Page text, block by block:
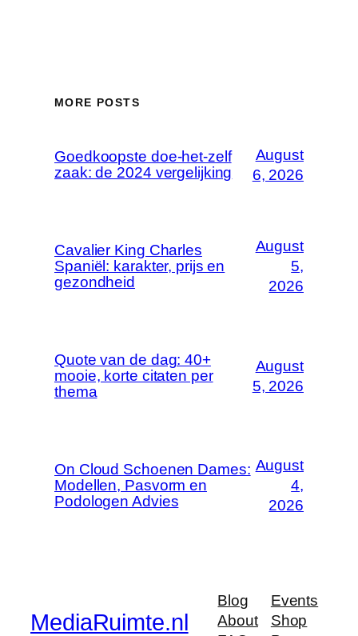
MORE POSTS
Goedkoopste doe-het-zelf
zaak: de 2024 vergelijking
August
6, 2026
Cavalier King Charles
Spaniël: karakter, prijs en
gezondheid
August
5,
2026
Quote van de dag: 40+
mooie, korte citaten per
thema
August
5, 2026
On Cloud Schoenen Dames:
Modellen, Pasvorm en
Podologen Advies
August
4,
2026
MediaRuimte.nl
Blog
About
Events
Shop